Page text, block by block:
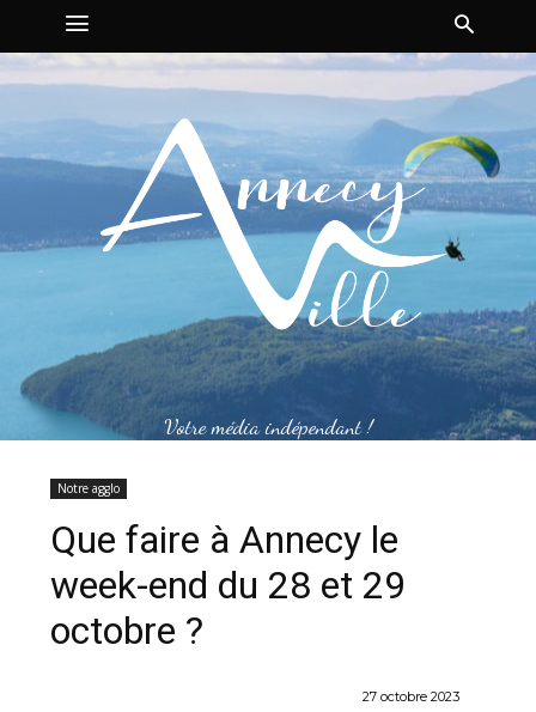
Votre média indépendant !
Notre agglo
Que faire à Annecy le
week-end du 28 et 29
octobre ?
27 octobre 2023